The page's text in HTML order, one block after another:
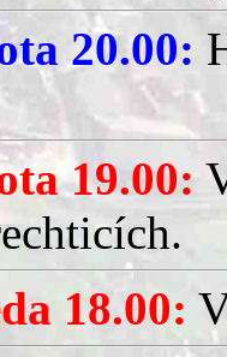
20.00:
19.00:
18.00: